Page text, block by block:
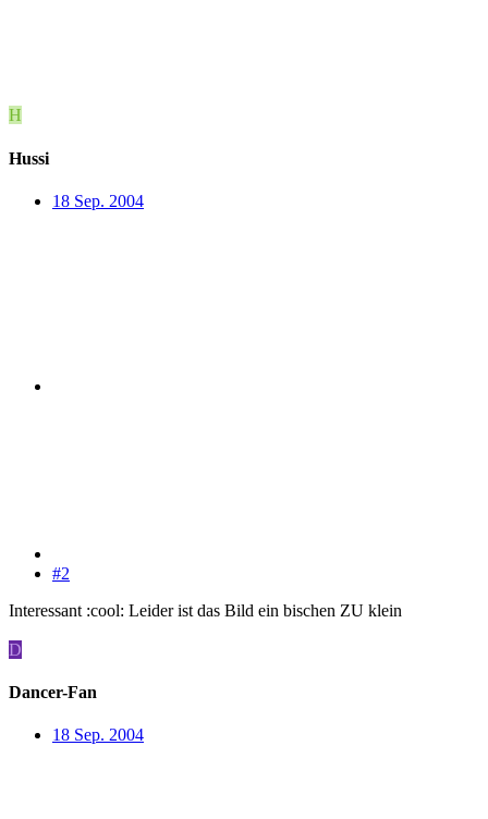
H
Hussi
18 Sep. 2004
#2
Interessant :cool: Leider ist das Bild ein bischen ZU klein
D
Dancer-Fan
18 Sep. 2004